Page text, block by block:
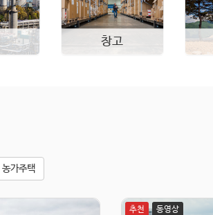
창고
농가주택
추천 동영상